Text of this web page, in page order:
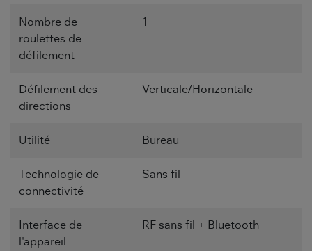
Nombre de
roulettes de
défilement
1
Défilement des
directions
Verticale/Horizontale
Utilité Bureau
Technologie de
connectivité
Sans fil
Interface de
l'appareil
RF sans fil + Bluetooth